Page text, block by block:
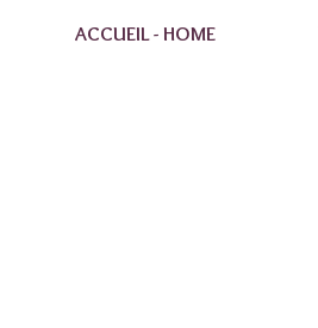
ACCUEIL - HOME